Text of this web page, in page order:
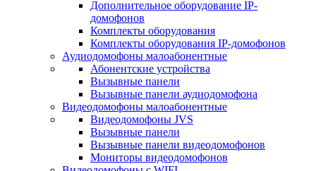
Дополнительное оборудование IP-
домофонов
Комплекты оборудования
Комплекты оборудования IP-домофонов
Аудиодомофоны малоабонентные
Абонентские устройства
Вызывные панели
Вызывные панели аудиодомофона
Видеодомофоны малоабонентные
Видеодомофоны JVS
Вызывные панели
Вызывные панели видеодомофонов
Мониторы видеодомофонов